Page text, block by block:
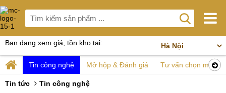
Bạn đang xem giá, tồn kho tại:
Tin công nghệ Mở hộp & Đánh giá Tư vấn chọn mua
Tin tức Tin công nghệ